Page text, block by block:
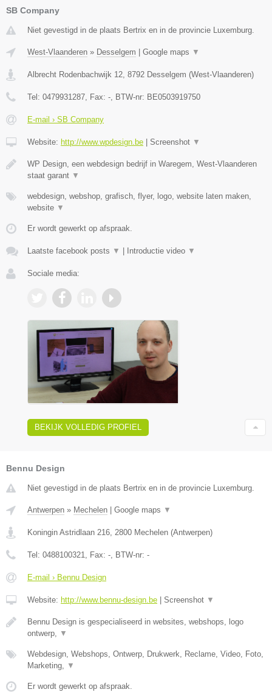
SB Company
Niet gevestigd in de plaats Bertrix en in de provincie Luxemburg.
West-Vlaanderen » Desselgem Google maps ▼
Albrecht Rodenbachwijk 12, 8792 Desselgem (West-Vlaanderen)
Tel: 0479931287, Fax: -, BTW-nr: BE0503919750
E-mail › SB Company
Website: http://www.wpdesign.be Screenshot ▼
WP Design, een webdesign bedrijf in Waregem, West-Vlaanderen
staat garant ▼
webdesign, webshop, grafisch, flyer, logo, website laten maken,
website ▼
Er wordt gewerkt op afspraak.
Laatste facebook posts ▼ Introductie video ▼
Sociale media:
BEKIJK VOLLEDIG PROFIEL
Bennu Design
Niet gevestigd in de plaats Bertrix en in de provincie Luxemburg.
Antwerpen » Mechelen Google maps ▼
Koningin Astridlaan 216 2800 Mechelen (Antwerpen)
Tel: 0488100321 , Fax: - , BTW-nr: -
E-mail › Bennu Design
Website: http://www.bennu-design.be Screenshot ▼
Bennu Design is gespecialiseerd in websites, webshops, logo
ontwerp,
▼
Webdesign, Webshops, Ontwerp, Drukwerk, Reclame, Video, Foto,
Marketing,
▼
Er wordt gewerkt op afspraak.